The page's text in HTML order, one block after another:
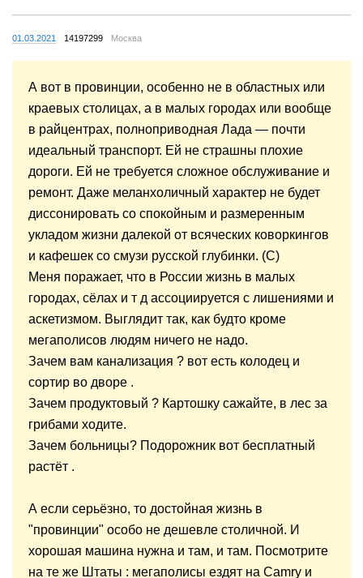
01.03.2021 14197299 Москва
А вот в провинции, особенно не в областных или
краевых столицах, а в малых городах или вообще
в райцентрах, полноприводная Лада — почти
идеальный транспорт. Ей не страшны плохие
дороги. Ей не требуется сложное обслуживание и
ремонт. Даже меланхоличный характер не будет
диссонировать со спокойным и размеренным
укладом жизни далекой от всяческих коворкингов
и кафешек со смузи русской глубинки. (С)
Меня поражает, что в России жизнь в малых
городах, сёлах и т д ассоциируется с лишениями и
аскетизмом. Выглядит так, как будто кроме
мегаполисов людям ничего не надо.
Зачем вам канализация ? вот есть колодец и
сортир во дворе .
Зачем продуктовый ? Картошку сажайте, в лес за
грибами ходите.
Зачем больницы? Подорожник вот бесплатный
растёт .
А если серьёзно, то достойная жизнь в
"провинции" особо не дешевле столичной. И
хорошая машина нужна и там, и там. Посмотрите
на те же Штаты : мегаполисы ездят на Camry и